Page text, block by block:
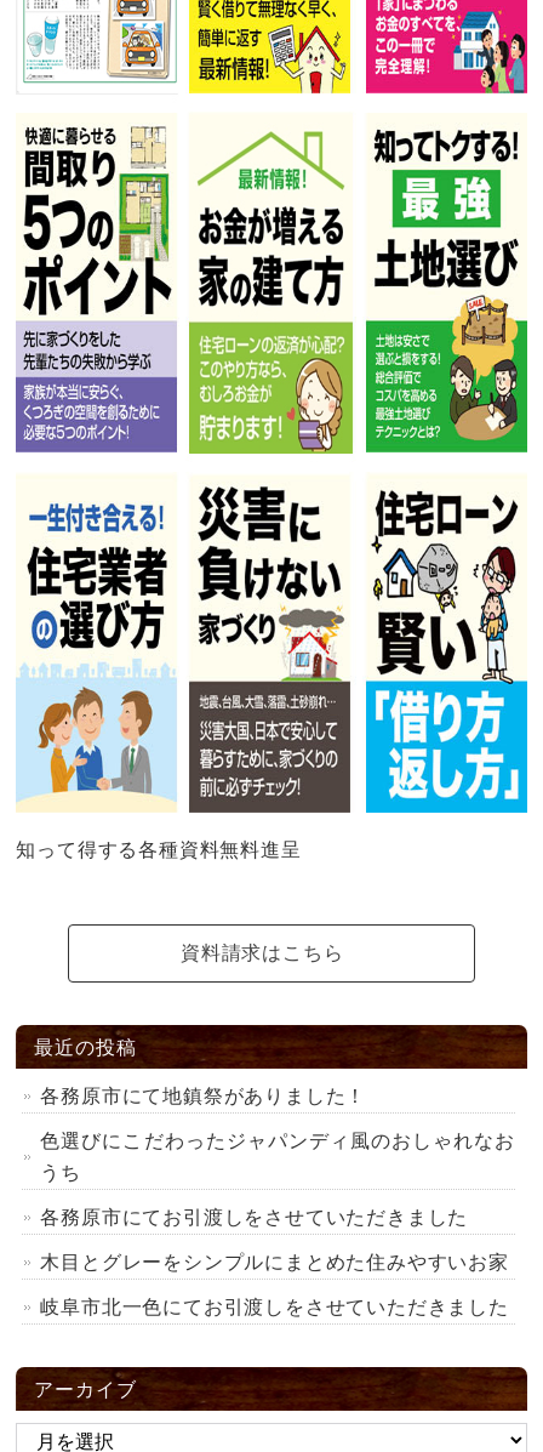
知って得する各種資料無料進呈
資料請求はこちら
最近の投稿
各務原市にて地鎮祭がありました！
色選びにこだわったジャパンディ風のおしゃれなお
うち
各務原市にてお引渡しをさせていただきました
木目とグレーをシンプルにまとめた住みやすいお家
岐阜市北一色にてお引渡しをさせていただきました
アーカイブ